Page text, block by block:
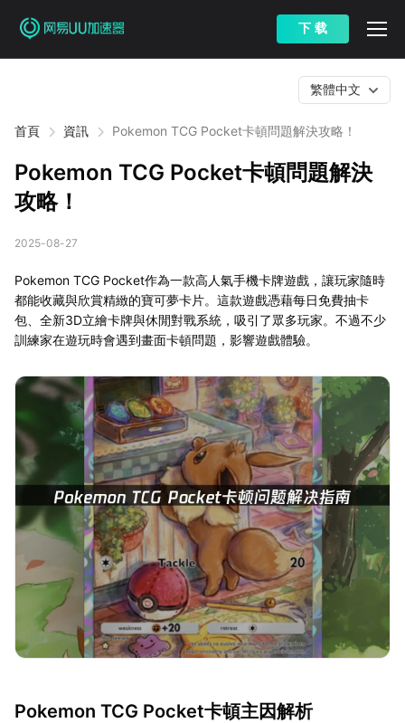
下 载
首頁 資訊 Pokemon TCG Pocket卡頓問題解決攻略！
繁體中文
Pokemon TCG Pocket卡頓問題解決
攻略！
2025-08-27
Pokemon TCG Pocket作為一款高人氣手機卡牌遊戲，讓玩家隨時
都能收藏與欣賞精緻的寶可夢卡片。這款遊戲憑藉每日免費抽卡
包、全新3D立繪卡牌與休閒對戰系統，吸引了眾多玩家。不過不少
訓練家在遊玩時會遇到畫面卡頓問題，影響遊戲體驗。
Pokemon TCG Pocket卡頓主因解析